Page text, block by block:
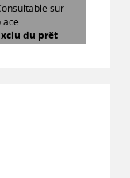
sur
du prêt